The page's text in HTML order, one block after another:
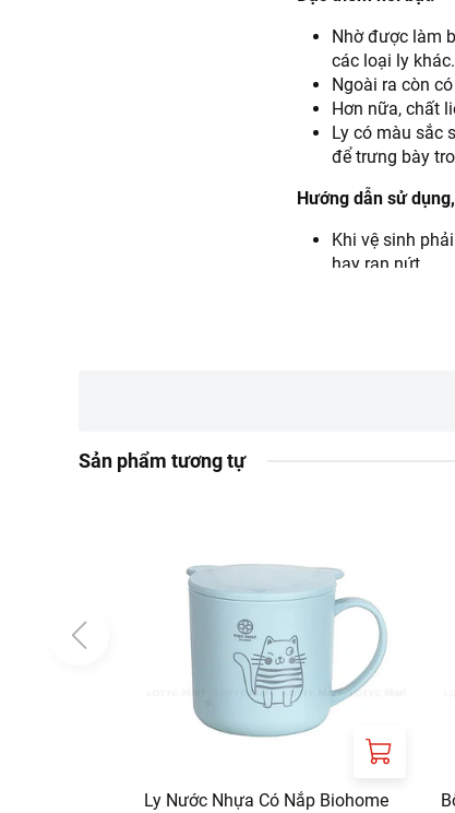
Nhờ được làm
các loại ly khác.
Ngoài ra còn
Hơn nữa, chất
Ly có màu sắc
để trưng bày
Hướng dẫn sử
Khi vệ sinh
hay rạn nứt.
Sản phẩm
Sản phẩm tương tự
Ly Nước Nhựa Có Nắp Biohome